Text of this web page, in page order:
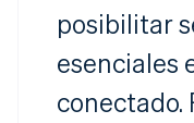
posibilitar
esenciales
conectado.